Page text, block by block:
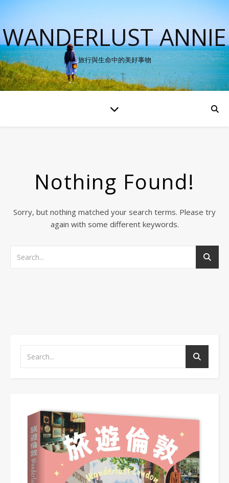
WANDERLUST ANNIE
旅行與生命中的美好事物
Nothing Found!
Sorry, but nothing matched your search terms. Please try
again with some different keywords.